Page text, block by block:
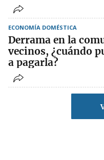
ECONOMÍA DOMÉSTICA
Derrama en la
vecinos, ¿cuándo
a pagarla?